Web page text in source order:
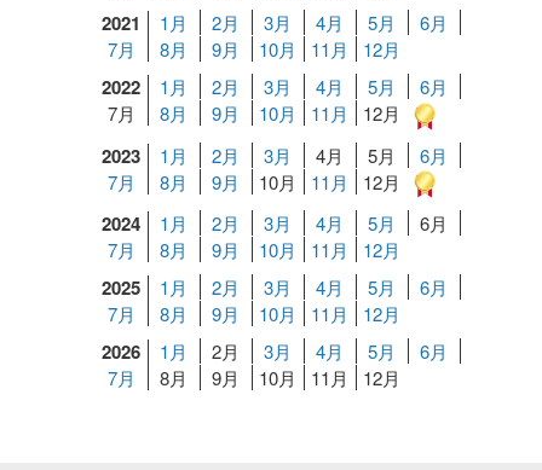
2021 1月 2月 3月 4月 5月
6月
7月
8月 9月 10月 11月 12月
2022 1月 2月 3月 4月 5月
6月
7月
8月 9月 10月 11月 12月
2023 1月 2月 3月 4月 5月
6月
7月
8月 9月 10月 11月 12月
2024 1月 2月 3月 4月 5月
6月
7月
8月 9月 10月 11月 12月
2025 1月 2月 3月 4月 5月
6月
7月
8月 9月 10月 11月 12月
2026 1月 2月 3月 4月 5月
6月
7月
8月 9月 10月 11月 12月